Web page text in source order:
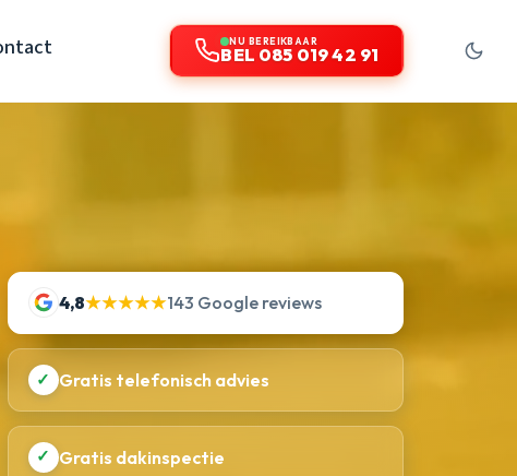
NU BEREIKBAAR
BEL 085 019 42 91
4,8★★★★★143 Google reviews
✓ Gratis telefonisch advies
✓ Gratis dakinspectie